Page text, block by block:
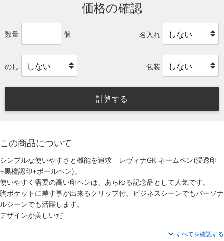
価格の確認
数量 個 名入れ
のし 包装
計算する
この商品について
シンプルな使いやすさと機能を追求 レヴィナGK ネームペン(浸透印
+黒檀認印+ボールペン)。
使いやすく需要の高い印ペンは、あらゆる記念品として人気です。
胸ポケットに差す事が出来るクリップ付。ビジネスシーンでもパーソナ
ルシーンでも活躍します。
デザインが美しいだ
すべてを確認する